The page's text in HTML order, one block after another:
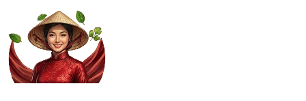
content
(Press
Enter)